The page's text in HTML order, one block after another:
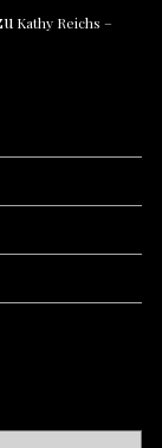
Kathy Reichs –